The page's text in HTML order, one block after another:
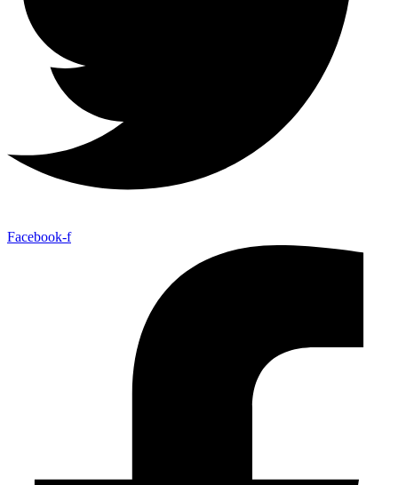
Facebook-f